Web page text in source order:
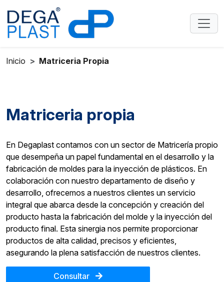
Inicio Matriceria Propia
Matriceria propia
En Degaplast contamos con un sector de Matricería propio
que desempeña un papel fundamental en el desarrollo y la
fabricación de moldes para la inyección de plásticos. En
colaboración con nuestro departamento de diseño y
desarrollo, ofrecemos a nuestros clientes un servicio
integral que abarca desde la concepción y creación del
producto hasta la fabricación del molde y la inyección del
producto final. Esta sinergia nos permite proporcionar
productos de alta calidad, precisos y eficientes,
asegurando la plena satisfacción de nuestros clientes.
Consultar